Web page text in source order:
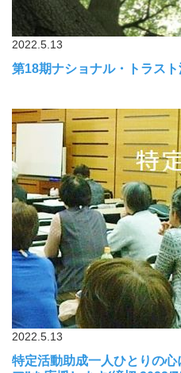
2022.5.13
第18期ナショナル・トラス
2022.5.13
特定活動助成一人ひとりの